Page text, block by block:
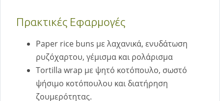
Πρακτικές Εφαρμογές
Paper rice buns με λαχανικά, ενυδάτωση
ρυζόχαρτου, γέμισμα και ρολάρισμα
Tortilla wrap με ψητό κοτόπουλο, σωστό
ψήσιμο κοτόπουλου και διατήρηση
ζουμερότητας.